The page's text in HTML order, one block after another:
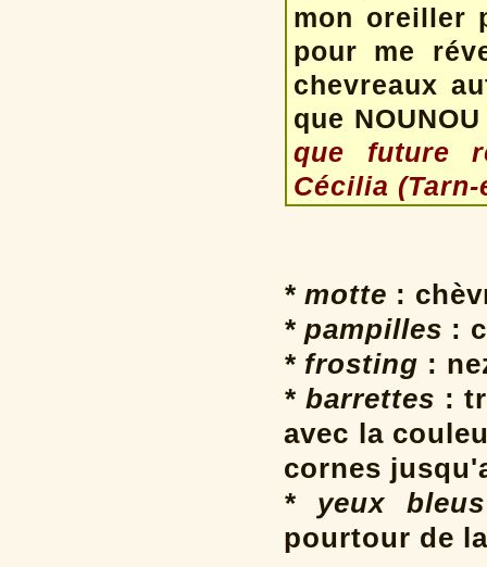
mon oreiller
pour me
chevreaux
que
que future
Cécilia
* motte :
* pampilles :
* frosting :
* barrettes :
avec la
cornes
* yeux bleus
pourtour de